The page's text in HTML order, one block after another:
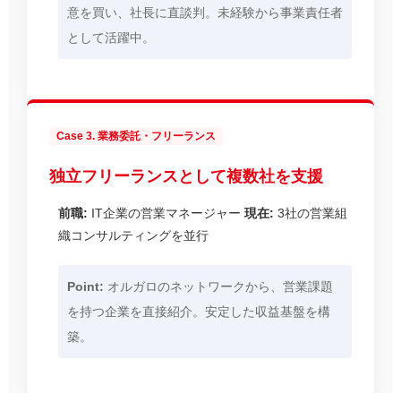
意を買い、社長に直談判。未経験から事業責任者
として活躍中。
Case 3. 業務委託・フリーランス
独立フリーランスとして複数社を支援
前職: IT企業の営業マネージャー 現在: 3社の営業組
織コンサルティングを並行
Point: オルガロのネットワークから、営業課題
を持つ企業を直接紹介。安定した収益基盤を構
築。